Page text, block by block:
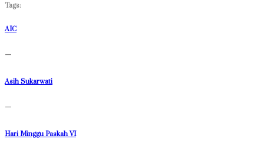
Tags:
AIC
—
Asih Sukarwati
—
Hari Minggu Paskah VI